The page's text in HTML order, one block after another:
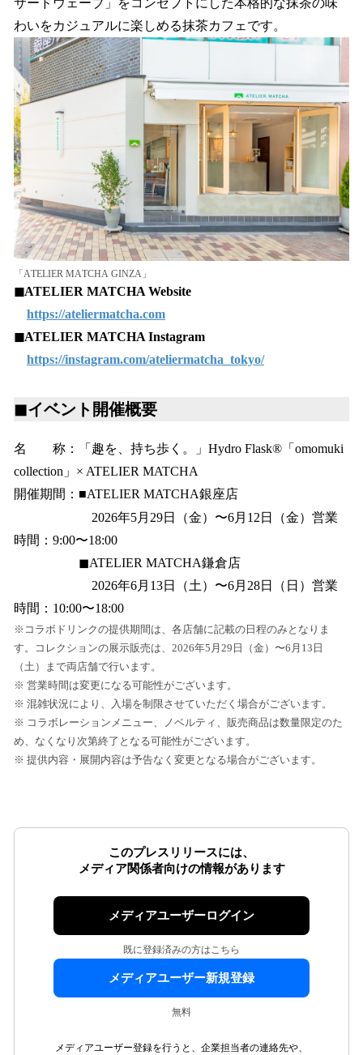
わいをカジュアルに楽しめる抹茶カフェです。
「ATELIER MATCHA GINZA」
◼︎ATELIER MATCHA Website
https://ateliermatcha.com
◼︎ATELIER MATCHA Instagram
https://instagram.com/ateliermatcha_tokyo/
◼︎イベント開催概要
名 称：「趣を、持ち歩く。」Hydro Flask®「omomuki
collection」× ATELIER MATCHA
開催期間：■ATELIER MATCHA銀座店
2026年5月29日（金）〜6月12日（金）営業
時間：9:00〜18:00
◼︎ATELIER MATCHA鎌倉店
2026年6月13日（土）〜6月28日（日）営業
時間：10:00〜18:00
※コラボドリンクの提供期間は、各店舗に記載の日程のみとなりま
す。コレクションの展示販売は、2026年5月29日（金）〜6月13日
（土）まで両店舗で行います。
※ 営業時間は変更になる可能性がございます。
※ 混雑状況により、入場を制限させていただく場合がございます。
※ コラボレーションメニュー、ノベルティ、販売商品は数量限定のた
め、なくなり次第終了となる可能性がございます。
※ 提供内容・展開内容は予告なく変更となる場合がございます。
このプレスリリースには、
メディア関係者向けの情報があります
メディアユーザーログイン
既に登録済みの方はこちら
メディアユーザー新規登録
無料
メディアユーザー登録を行うと、企業担当者の連絡先や、